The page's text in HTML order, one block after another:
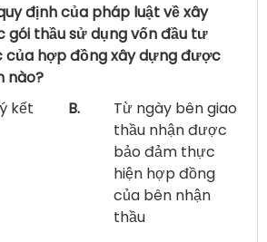
định của pháp luật về xây
gói thầu sử dụng vốn đầu tư
của hợp đồng xây dựng được
nào?
kết
B.
Từ ngày bên giao
thầu nhận được
bảo đảm thực
hiện hợp đồng
của bên nhận
thầu